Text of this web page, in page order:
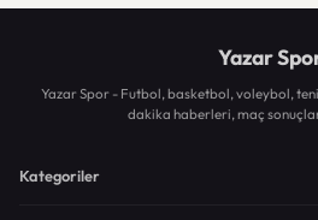
Yazar
Yazar Spor - Futbol, basketbol, voleybol,
dakika haberleri, maç
Kategoriler